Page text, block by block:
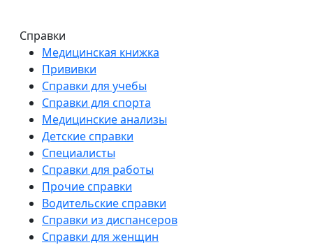
Справки
Медицинская книжка
Прививки
Справки для учебы
Справки для спорта
Медицинские анализы
Детские справки
Специалисты
Справки для работы
Прочие справки
Водительские справки
Справки из диспансеров
Справки для женщин